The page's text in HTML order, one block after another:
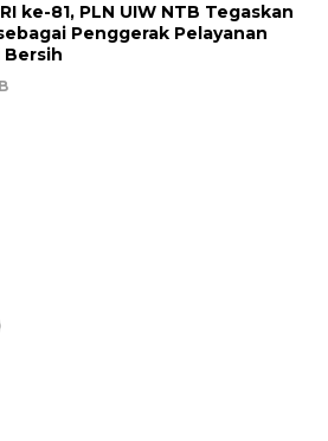
ke-81, PLN UIW NTB Tegaskan
Penggerak Pelayanan
Bersih